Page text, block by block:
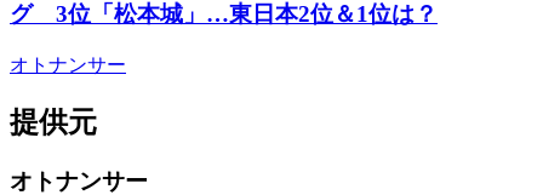
グ 3位「松本城」…東日本2位＆1位は？
オトナンサー
提供元
オトナンサー